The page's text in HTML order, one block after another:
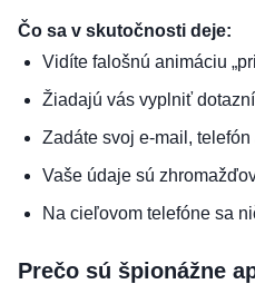
Čo sa v skutočnosti deje:
Vidíte falošnú animáciu
Žiadajú vás vyplniť
Zadáte svoj e-mail,
Vaše údaje sú
Na cieľovom telefóne sa
Prečo sú špionážne